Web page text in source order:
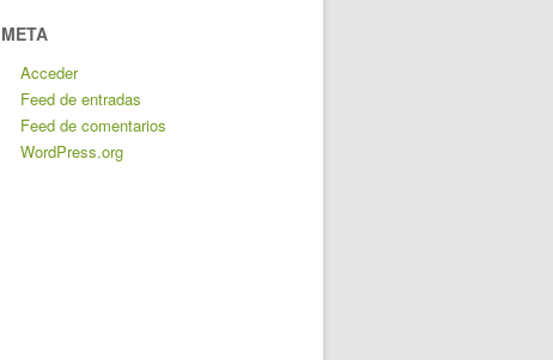
META
Acceder
Feed de entradas
Feed de comentarios
WordPress.org